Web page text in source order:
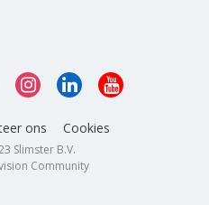
ons Cookies
Slimster B.V.
Community